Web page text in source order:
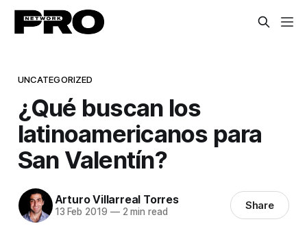
UNCATEGORIZED
¿Qué buscan los
latinoamericanos para
San Valentín?
Arturo Villarreal Torres
13 Feb 2019 —2 min read Share